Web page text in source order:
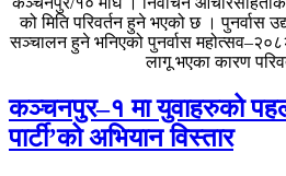
को मिति परिवर्तन हुने भएको छ । पुनर्वास
सञ्चालन हुने भनिएको पुनर्वास
लागू भएका कारण
कञ्चनपुर–१ मा युवाहरुको
पार्टी’को अभियान विस्तार